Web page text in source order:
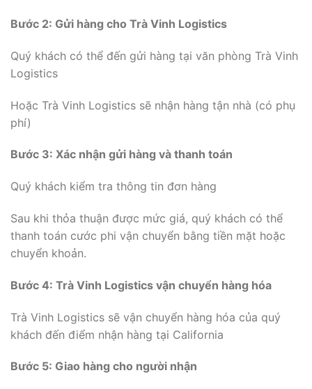
Bước 2: Gửi hàng cho Trà Vinh Logistics
Quý khách có thể đến gửi hàng tại văn phòng Trà Vinh
Logistics
Hoặc Trà Vinh Logistics sẽ nhận hàng tận nhà (có phụ
phí)
Bước 3: Xác nhận gửi hàng và thanh toán
Quý khách kiểm tra thông tin đơn hàng
Sau khi thỏa thuận được mức giá, quý khách có thể
thanh toán cước phi vận chuyển bằng tiền mặt hoặc
chuyển khoản.
Bước 4: Trà Vinh Logistics vận chuyển hàng hóa
Trà Vinh Logistics sẽ vận chuyển hàng hóa của quý
khách đến điểm nhận hàng tại California
Bước 5: Giao hàng cho người nhận